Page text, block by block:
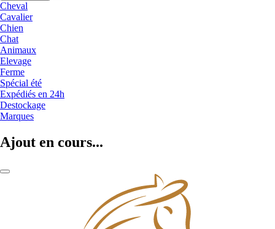
Cheval
Cavalier
Chien
Chat
Animaux
Elevage
Ferme
Spécial été
Expédiés en 24h
Destockage
Marques
Ajout en cours...